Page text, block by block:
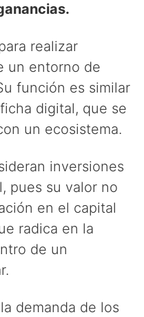
realizar
un entorno de
función es similar
digital, que se
un ecosistema.
inversiones
pues su valor no
en el capital
radica en la
de un
demanda de los